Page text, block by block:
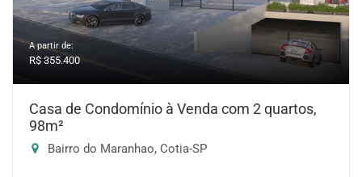
A partir de:
R$ 355.400
Casa de Condomínio à Venda com 2 quartos,
98m²
Bairro do Maranhao, Cotia-SP